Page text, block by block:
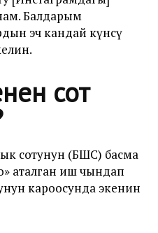
Балдарым
эч кандай күнөөсү
сот
сотунун (БШС) басма
аталган иш чындап
кароосунда экенин